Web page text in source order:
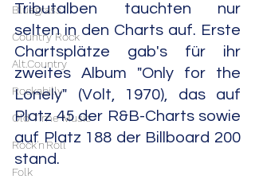
Bluegrass
Country Rock
Alt.Country
Rockabilly
Old Time Music
Rock'n'Roll
Folk
Tributalben tauchten nur
selten in den Charts auf. Erste
Chartsplätze gab's für ihr
zweites Album "Only for the
Lonely" (Volt, 1970), das auf
Platz 45 der R&B-Charts sowie
auf Platz 188 der Billboard 200
stand.